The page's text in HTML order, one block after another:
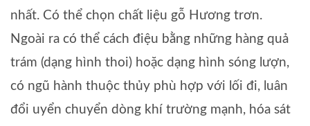
nhất. Có thể chọn chất liệu gỗ Hương trơn.
Ngoài ra có thể cách điệu bằng những hàng quả
trám (dạng hình thoi) hoặc dạng hình sóng lượn,
có ngũ hành thuộc thủy phù hợp với lối đi, luân
đổi uyển chuyển dòng khí trường mạnh, hóa sát